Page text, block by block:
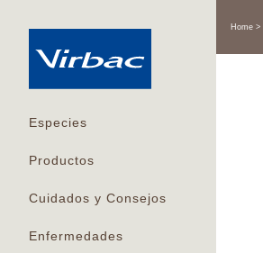
Especies
Productos
Cuidados y Consejos
Enfermedades
Home